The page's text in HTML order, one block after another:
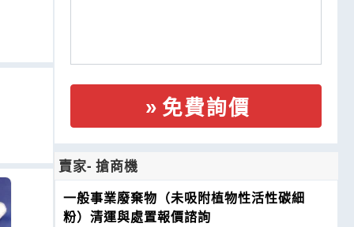
免費詢價
賣家- 搶商機
一般事業廢棄物（未吸附植物性活性碳細
粉）清運與處置報價諮詢